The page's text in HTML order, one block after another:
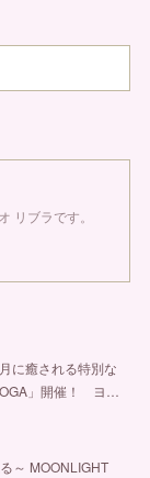
リブラです。
に癒される特別な
」開催！ ヨ…
～ MOONLIGHT